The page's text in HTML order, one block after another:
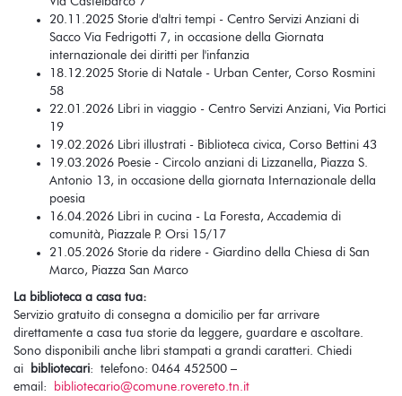
20.11.2025 Storie d'altri tempi - Centro Servizi Anziani di
Sacco Via Fedrigotti 7, in occasione della Giornata
internazionale dei diritti per l'infanzia
18.12.2025 Storie di Natale - Urban Center, Corso Rosmini
58
22.01.2026 Libri in viaggio - Centro Servizi Anziani, Via Portici
19
19.02.2026 Libri illustrati - Biblioteca civica, Corso Bettini 43
19.03.2026 Poesie - Circolo anziani di Lizzanella, Piazza S.
Antonio 13, in occasione della giornata Internazionale della
poesia
16.04.2026 Libri in cucina - La Foresta, Accademia di
comunità, Piazzale P. Orsi 15/17
21.05.2026 Storie da ridere - Giardino della Chiesa di San
Marco, Piazza San Marco
La biblioteca a casa tua:
Servizio gratuito di consegna a domicilio per far arrivare
direttamente a casa tua storie da leggere, guardare e ascoltare.
Sono disponibili anche libri stampati a grandi caratteri. Chiedi
ai
bibliotecari: telefono: 0464 452500 –
email:
bibliotecario@comune.rovereto.tn.it